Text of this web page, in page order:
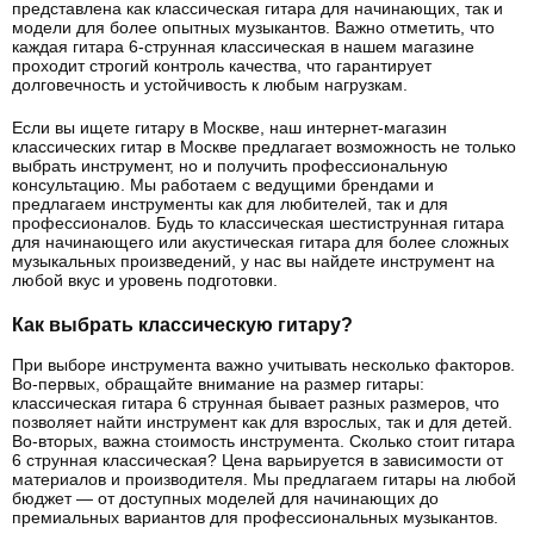
представлена как классическая гитара для начинающих, так и
модели для более опытных музыкантов. Важно отметить, что
каждая гитара 6-струнная классическая в нашем магазине
проходит строгий контроль качества, что гарантирует
долговечность и устойчивость к любым нагрузкам.
Если вы ищете гитару в Москве, наш интернет-магазин
классических гитар в Москве предлагает возможность не только
выбрать инструмент, но и получить профессиональную
консультацию. Мы работаем с ведущими брендами и
предлагаем инструменты как для любителей, так и для
профессионалов. Будь то классическая шестиструнная гитара
для начинающего или акустическая гитара для более сложных
музыкальных произведений, у нас вы найдете инструмент на
любой вкус и уровень подготовки.
Как выбрать классическую гитару?
При выборе инструмента важно учитывать несколько факторов.
Во-первых, обращайте внимание на размер гитары:
классическая гитара 6 струнная бывает разных размеров, что
позволяет найти инструмент как для взрослых, так и для детей.
Во-вторых, важна стоимость инструмента. Сколько стоит гитара
6 струнная классическая? Цена варьируется в зависимости от
материалов и производителя. Мы предлагаем гитары на любой
бюджет — от доступных моделей для начинающих до
премиальных вариантов для профессиональных музыкантов.